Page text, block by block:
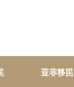
亚非移民